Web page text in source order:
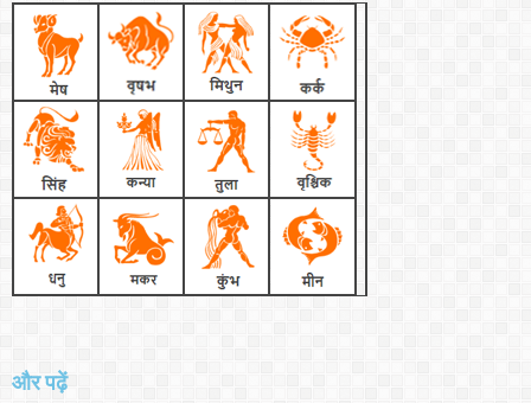
और पढ़ें